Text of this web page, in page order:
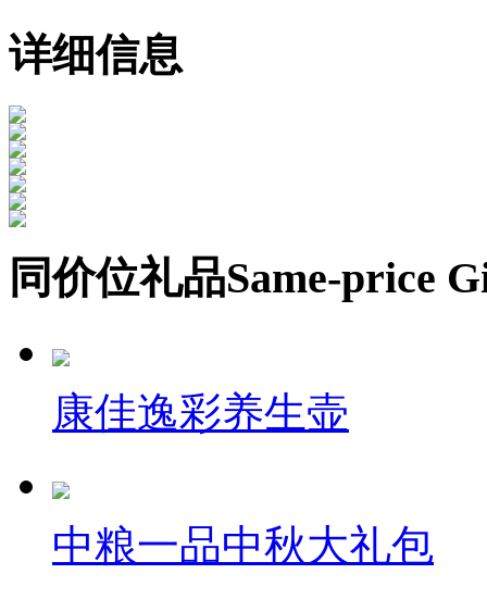
详细信息
同价位礼品Same-price
康佳逸彩养生壶
中粮一品中秋大礼包